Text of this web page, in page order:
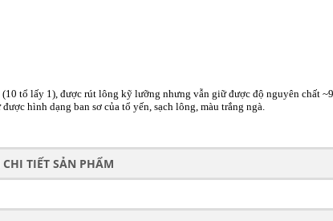
tổ lấy 1), được rút lông kỹ lưỡng nhưng vẫn giữ được độ nguyên chất
hình dạng ban sơ của tổ yến, sạch lông, màu trắng ngà.
TIẾT SẢN PHẨM